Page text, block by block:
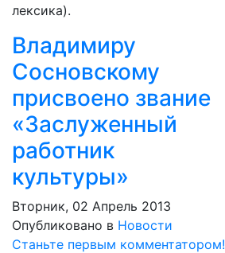
лексика).
Владимиру
Сосновскому
присвоено звание
«Заслуженный
работник
культуры»
Вторник, 02 Апрель 2013
Опубликовано в Новости
Станьте первым комментатором!